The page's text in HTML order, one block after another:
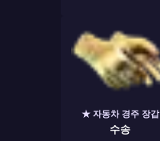
★ 자동차 경주 장갑
수송